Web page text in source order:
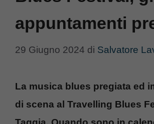
appuntamenti
29 Giugno 2024 di Salvatore
La musica blues pregiata ed
di scena al Travelling Blues